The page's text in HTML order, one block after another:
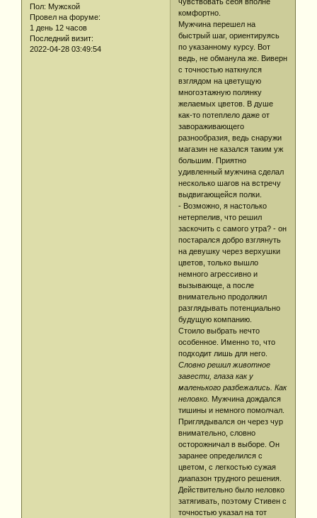
Пол: Мужской
Провел на форуме:
1 день 12 часов
Последний визит:
2022-04-28 03:49:54
комфортно.
Мужчина перешел на
быстрый шаг, ориентируясь
по указанному курсу. Вот
ведь, не обманула же. Виверн
с точностью наткнулся
взглядом на цветущую
многоэтажную полянку
желаемых цветов. В душе
как-то потеплело даже от
завораживающего
разнообразия, ведь снаружи
магазин не казался таким уж
большим. Приятно
удивленный мужчина сделал
несколько шагов на встречу
выдвигающейся полки.
- Возможно, я настолько
нетерпелив, что решил
заскочить с самого утра? - он
постарался добро взглянуть
на девушку через верхушки
цветов, только вышло
немного агрессивно и
вызывающе, а после
внимательно продолжил
разглядывать потенциально
будущую компанию.
Стоило выбрать нечто
особенное. Именно то, что
подходит лишь для него.
Словно решил животное
завести, глаза как у
маленького разбежались. Как
неловко. Мужчина дождался
тишины и немного помолчал.
Приглядывался он через чур
внимательно, словно
осторожничал в выборе. Он
заранее определился с
цветом, с легкостью сужая
диапазон трудного решения.
Действительно было неловко
затягивать, поэтому Стивен с
точностью указал на тот